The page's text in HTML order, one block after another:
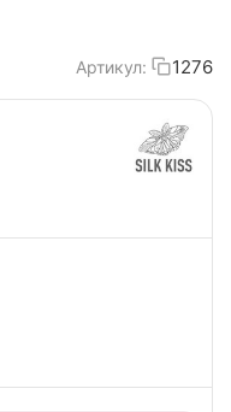
Артикул: 1276